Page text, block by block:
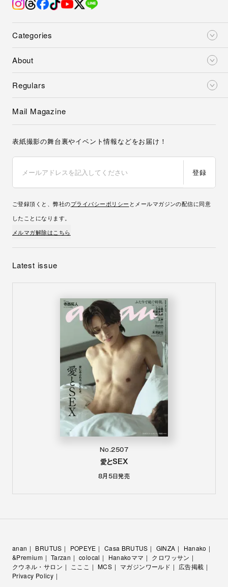
Categories
About
Regulars
Mail Magazine
表紙撮影の舞台裏やイベント情報などをお届け！
登録
ご登録頂くと、弊社のプライバシーポリシー とメールマガジンの配信に同意
したことになります。
メルマガ解除はこちら
Latest issue
No.2507
愛とSEX
8月5日発売
anan BRUTUS POPEYE Casa BRUTUS GINZA
Hanako
&Premium
Tarzan colocal Hanakoママ
クロワッサン
クウネル・サロン
こここ MCS マガジンワールド
広告掲載
Privacy Policy